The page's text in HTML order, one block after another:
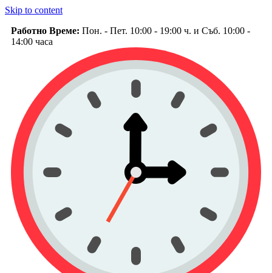
Skip to content
Работно Време: Пон. - Пет. 10:00 - 19:00 ч. и Съб. 10:00 -
14:00 часа